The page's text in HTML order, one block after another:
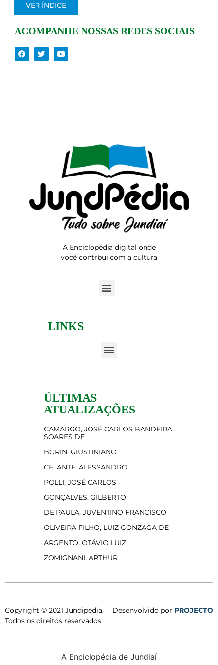
VER ÍNDICE
ACOMPANHE NOSSAS REDES SOCIAIS
A Enciclopédia digital onde
você contrbui com a cultura
LINKS
ÚLTIMAS
ATUALIZAÇÕES
CAMARGO, JOSÉ CARLOS BANDEIRA
SOARES DE
BORIN, GIUSTINIANO
CELANTE, ALESSANDRO
POLLI, JOSÉ CARLOS
GONÇALVES, GILBERTO
DE PAULA, JUVENTINO FRANCISCO
OLIVEIRA FILHO, LUIZ GONZAGA DE
ARGENTO, OTÁVIO LUIZ
ZOMIGNANI, ARTHUR
Copyright © 2021 Jundipedia.
Todos os direitos reservados.
Desenvolvido por PROJECTO
A Enciclopédia de Jundiaí